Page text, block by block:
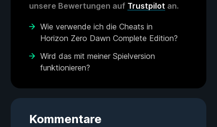
unsere Bewertungen auf Trustpilot an.
Wie verwende ich die Cheats in
Horizon Zero Dawn Complete Edition?
Wird das mit meiner Spielversion
funktionieren?
Kommentare